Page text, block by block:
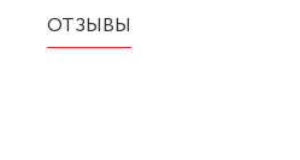
ОТЗЫВЫ